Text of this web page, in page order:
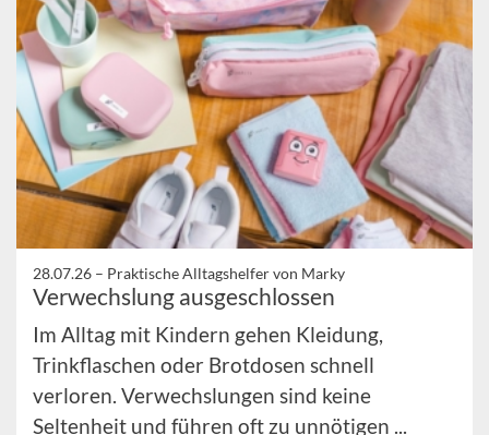
28.07.26 – Praktische Alltagshelfer von Marky
Verwechslung ausgeschlossen
Im Alltag mit Kindern gehen Kleidung,
Trinkflaschen oder Brotdosen schnell
verloren. Verwechslungen sind keine
Seltenheit und führen oft zu unnötigen ...